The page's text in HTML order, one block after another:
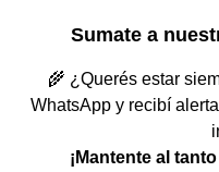
Sumate a
🌾 ¿Querés estar
WhatsApp y recibí
¡Mantente al